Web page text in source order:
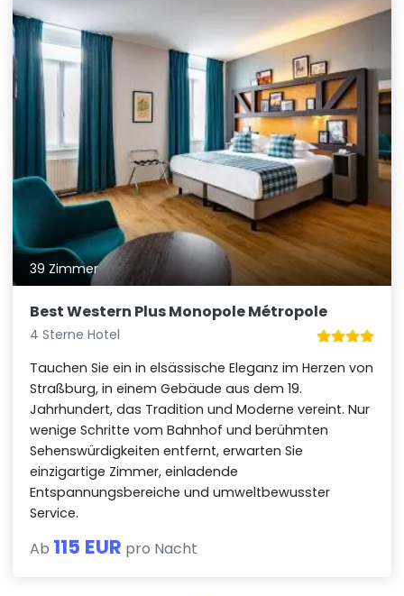
39 Zimmer
Best Western Plus Monopole Métropole
4 Sterne Hotel
Tauchen Sie ein in elsässische Eleganz im Herzen von
Straßburg, in einem Gebäude aus dem 19.
Jahrhundert, das Tradition und Moderne vereint. Nur
wenige Schritte vom Bahnhof und berühmten
Sehenswürdigkeiten entfernt, erwarten Sie
einzigartige Zimmer, einladende
Entspannungsbereiche und umweltbewusster
Service.
Ab 115 EUR pro Nacht